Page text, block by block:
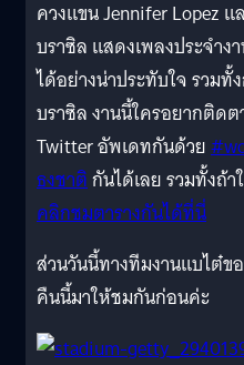
ควงแขน Jennifer Lopez แ
บราซิล แสดงเพลงประจำง
ได้อย่างน่าประทับใจ รวม
บราซิล งานนี้ใครอยากติด
Twitter อัพเดทกันด้วย
ธงชาติกันได้เลย รวมทั้งถ้
คลิกชมตารางกันได้ที่นี่
ส่วนวันนี้ทางทีมงานแบไต๋ข
คืนนี้มาให้ชมกันก่อนค่ะ